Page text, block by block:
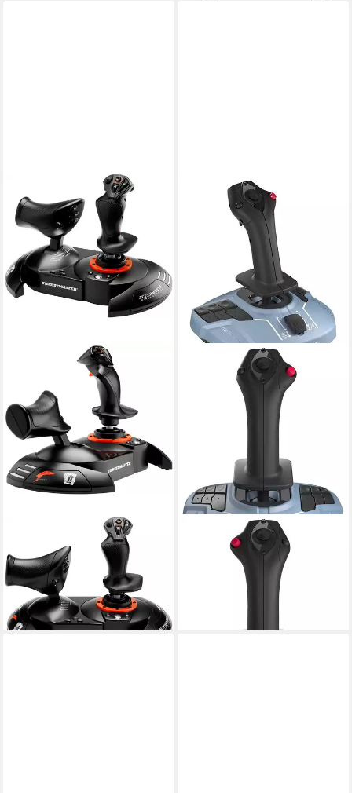
T.Flight Hotas NEO-X AC8
Edition Joystick
129,99 €
11,87 €mtl. in 12 Raten
lieferbar in 8 Wochen
THRUSTMASTER
TCA Sidestick Airbus edition
lieferbar - in 3-4 Werktagen bei dir